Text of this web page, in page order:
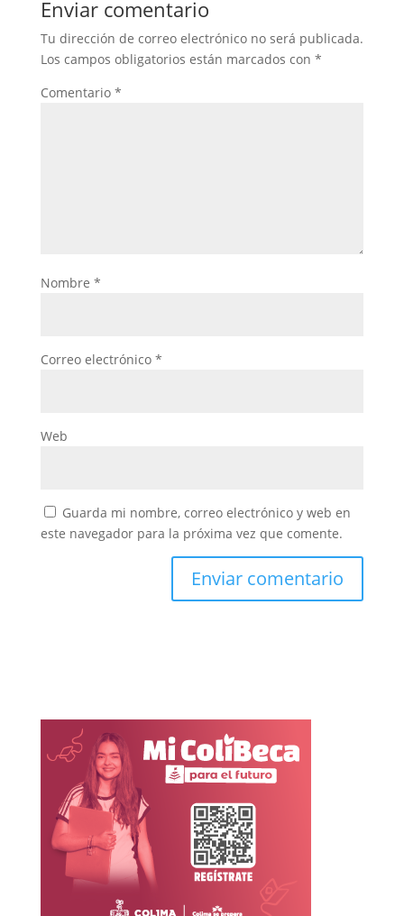
Enviar comentario
Tu dirección de correo electrónico no será publicada.
Los campos obligatorios están marcados con *
Comentario *
Nombre *
Correo electrónico *
Web
Guarda mi nombre, correo electrónico y web en
este navegador para la próxima vez que comente.